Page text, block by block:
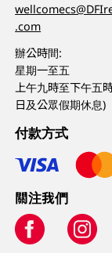
.com
辦公時間:
星期一至五
上午九時至下午五
日及公眾假期休息)
付款方式
關注我們